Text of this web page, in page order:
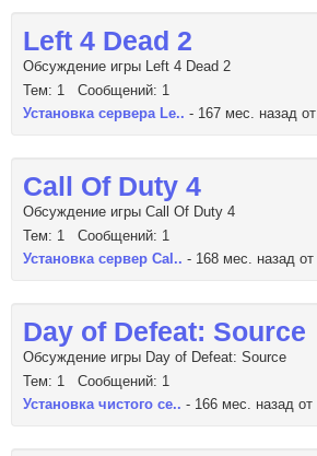
Left 4 Dead 2
Обсуждение игры Left 4 Dead 2
Тем: 1 Сообщений: 1
Установка сервера Le.. - 167 мес. назад от
Call Of Duty 4
Обсуждение игры Call Of Duty 4
Тем: 1 Сообщений: 1
Установка сервер Cal.. - 168 мес. назад от
Day of Defeat: Source
Обсуждение игры Day of Defeat: Source
Тем: 1 Сообщений: 1
Установка чистого се.. - 166 мес. назад от